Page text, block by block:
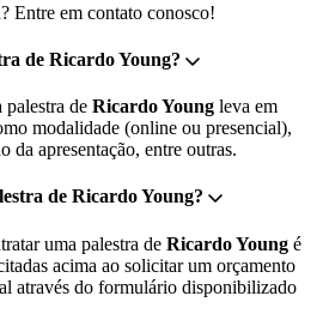
Entre em contato conosco!
de Ricardo Young?
de Ricardo Young leva em
modalidade (online ou presencial),
da apresentação, entre outras.
de Ricardo Young?
uma palestra de Ricardo Young é
acima ao solicitar um orçamento
através do formulário disponibilizado